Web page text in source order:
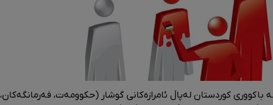
باکووری کوردستان لەپاڵ ئامرازەکانی گوشار (حکوومەت، فەرمانگەکان،